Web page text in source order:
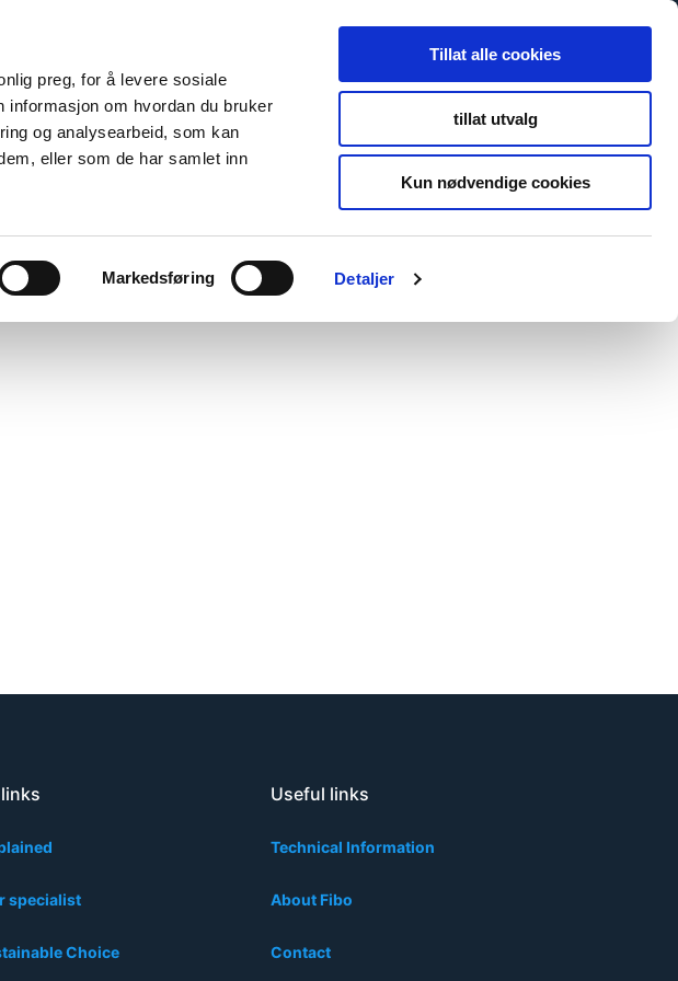
preg, for å levere sosiale
informasjon om hvordan du bruker
og analysearbeid, som kan
eller som de har samlet inn
Markedsføring Detaljer
Tillat alle cookies
tillat utvalg
Kun nødvendige cookies
Vito For Dry Rooms Newsroom
Search
specialist
Choice
Useful links
Technical Information
About Fibo
Contact